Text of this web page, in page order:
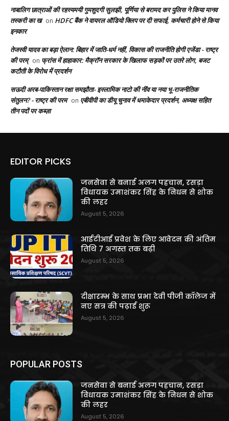
नाबालिग छात्राओं की रहस्यमयी गुमशुदगी सुलझी, पूर्णिया से बरामद कर पुलिस ने किया मानव
तस्करी का ख on HDFC बैंक ने वायरल ऑडियो क्लिप पर दी सफाई, कर्मचारी होने से किया
इनकार
तेजस्वी यादव का बड़ा ऐलान: बिहार में जाति-धर्म नहीं, विकास की राजनीति होगी एजेंडा - राष्ट्र
की परम् on फ्रांस में हाहाकार: मैक्रॉन सरकार के खिलाफ सड़कों पर उतरे लोग, बजट
कटौती के विरोध में प्रदर्शन
सऊदी अरब-पाकिस्तान रक्षा समझौता- इस्लामिक नाटो की नींव या नया भू-राजनीतिक
संतुलन? - राष्ट्र की परम on एबीवीपी का डीयू चुनाव में धमाकेदार प्रदर्शन, अध्यक्ष सहित
तीन पदों पर कब्ज़ा
EDITOR PICKS
जनसेवा से बनाई अलग पहचान, रसड़ा
विधायक उमाशंकर सिंह के निधन से शोक
की लहर
August 5, 2026
आईटीआई प्रवेश के लिए आवेदन की अंतिम
तिथि 7 अगस्त तक बढ़ी
August 5, 2026
दीक्षारम्भ के साथ प्रभा देवी पीजी कॉलेज में
नए सत्र की पढ़ाई शुरू
August 5, 2026
POPULAR POSTS
जनसेवा से बनाई अलग पहचान, रसड़ा
विधायक उमाशंकर सिंह के निधन से शोक
की लहर
August 5, 2026